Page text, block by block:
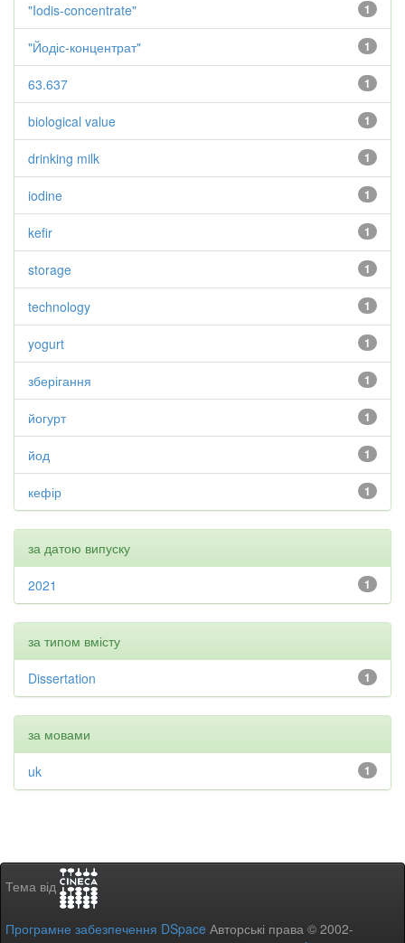
1
"Iodis-concentrate"
1
"Йодіс-концентрат"
1
63.637
1
biological value
1
drinking milk
1
iodine
1
kefir
1
storage
1
technology
1
yogurt
1
зберігання
1
йогурт
1
йод
1
кефір
за датою випуску
1
2021
за типом вмісту
1
Dissertation
за мовами
1
uk
Тема від
Програмне забезпечення DSpace Авторські права © 2002-